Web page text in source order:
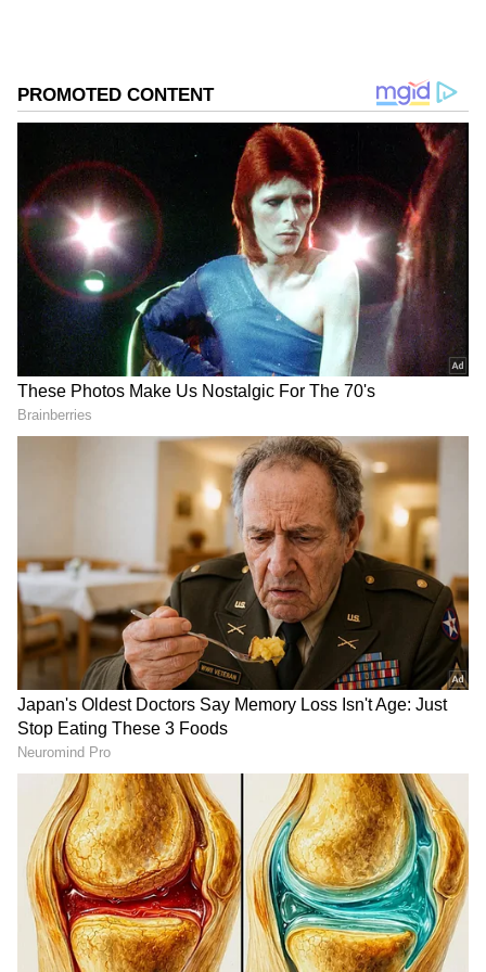
ಸಮಗ್ರ ಸುದ್ದಿ ಮೂಲವನ್ನಾಗಿ asianet suvarna news ಅನ್ನು
ಆಯ್ಕೆ ಮಾಡಿಕೊಳ್ಳಿ
Image Credit :Others
ವೃಷಭ ರಾಶಿ
ವೃಷಭ ರಾಶಿಯವರಿಗೆ ಮಂಗಳನ ಉತ್ತರ ದಿಕ್ಕಿನ ಚಲನೆ
ಶುಭಕರವಾಗಿರುತ್ತದೆ. ಅವರ ಆತ್ಮವಿಶ್ವಾಸ ಹೆಚ್ಚಾಗುತ್ತದೆ. ಕೆಲಸ
ಮಾಡುವ ವೃತ್ತಿಪರರು ಉತ್ತಮ ಸಮಯವನ್ನು
ಹೊಂದಿರುತ್ತಾರೆ. ನೀವು ವ್ಯಾಪಾರ ಲಾಭಗಳನ್ನು ನೋಡುತ್ತೀರಿ
ಮತ್ತು ನಿಮ್ಮ ಆರ್ಥಿಕ ಪರಿಸ್ಥಿತಿ ಸುಧಾರಿಸುತ್ತದೆ.